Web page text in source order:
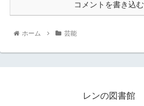
コメントを書き込む
ホーム 芸能
レンの図書館